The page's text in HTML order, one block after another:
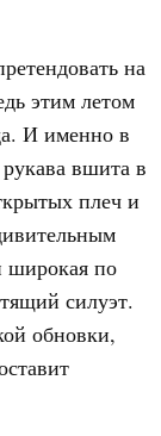
на
этим летом
И именно в
вшита в
плеч и
широкая по
силуэт.
обновки,